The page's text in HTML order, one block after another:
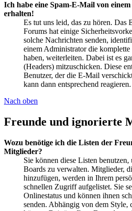
Ich habe eine Spam-E-Mail von
erhalten!
Es tut uns leid, das zu hören. Das
Forums hat einige
solche Nachrichten senden,
einem Administrator die
haben, weiterleiten. Dabei ist es
(Headers) mitzuschicken. Diese
Benutzer, der die E-Mail
kann dann entsprechend reagieren.
Nach oben
Freunde und ignorierte
Wozu benötige ich die Listen der
Mitglieder?
Sie können diese Listen
Boards zu verwalten. Mitglieder,
hinzufügen, werden in Ihrem
schnellen Zugriff aufgelistet. Sie
Onlinestatus und können ihnen
senden. Abhängig von dem Style,